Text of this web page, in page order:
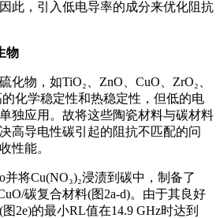
此，引入低电导率的成分来优化阻抗
物
化物，如TiO₂、ZnO、CuO、ZrO₂、
的化学稳定性和热稳定性，但低的电
独应用。故将这些陶瓷材料与碳材料
高导电性碳引起的阻抗不匹配的问
性能。
将Cu(NO₃)₂浸渍到碳中，制备了
碳复合材料(图2a-d)。由于其良好
2e)的最小RL值在14.9 GHz时达到